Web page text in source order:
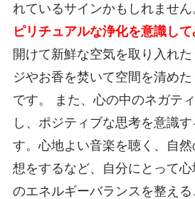
れているサインかもしれません
ピリチュアルな浄化を意識して
開けて新鮮な空気を取り入れ
ジやお香を焚いて空間を清め
です。 また、心の中のネガテ
し、ポジティブな思考を意識
す。心地よい音楽を聴く、自
想をするなど、自分にとって
のエネルギーバランスを整え